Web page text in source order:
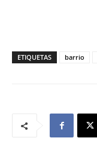
ETIQUETAS barrio